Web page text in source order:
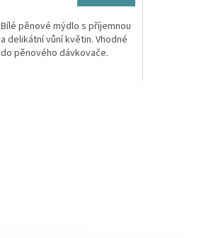
Bílé pěnové mýdlo s příjemnou
a delikátní vůní květin. Vhodné
do pěnového dávkovače.